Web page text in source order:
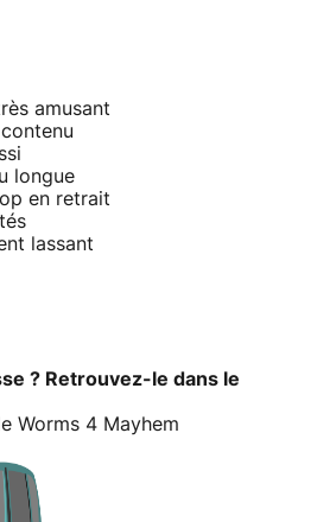
amusant
longue
en retrait
lassant
? Retrouvez-le dans le
Worms 4 Mayhem